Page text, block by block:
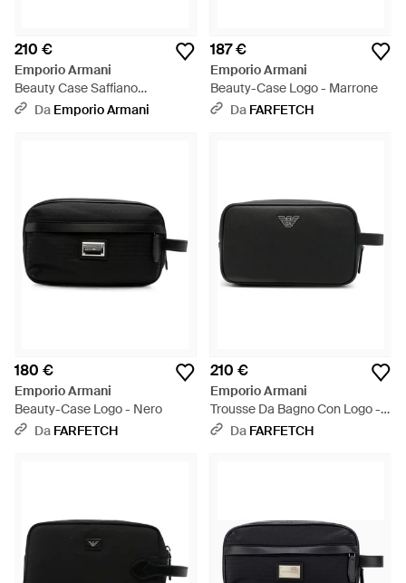
210 €
Emporio Armani
Beauty Case Saffiano
Animation Beauty Con Manico
Da Emporio Armani
187 €
Emporio Armani
Beauty-Case Logo - Marrone
Da FARFETCH
180 €
Emporio Armani
Beauty-Case Logo - Nero
Da FARFETCH
210 €
Emporio Armani
Trousse Da Bagno Con Logo -
NeroDa FARFETCH